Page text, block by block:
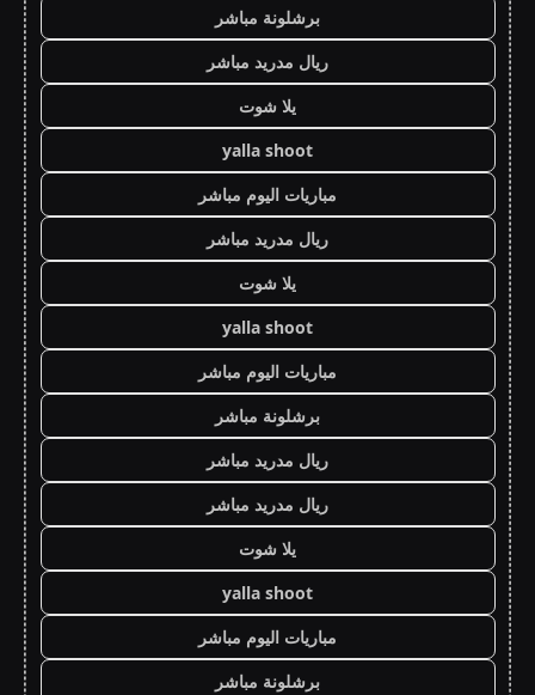
برشلونة مباشر
ريال مدريد مباشر
يلا شوت
yalla shoot
مباريات اليوم مباشر
ريال مدريد مباشر
يلا شوت
yalla shoot
مباريات اليوم مباشر
برشلونة مباشر
ريال مدريد مباشر
ريال مدريد مباشر
يلا شوت
yalla shoot
مباريات اليوم مباشر
برشلونة مباشر